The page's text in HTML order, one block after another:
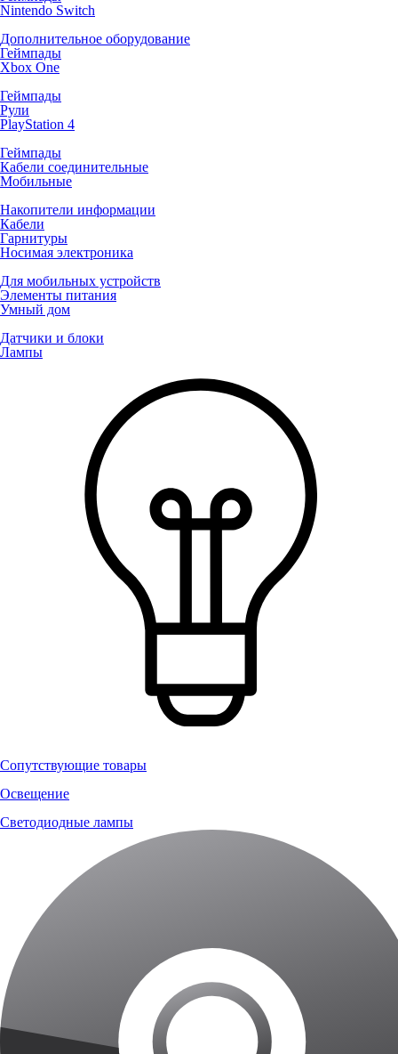
Nintendo Switch
Дополнительное оборудование
Геймпады
Xbox One
Геймпады
Рули
PlayStation 4
Геймпады
Кабели соединительные
Мобильные
Накопители информации
Кабели
Гарнитуры
Носимая электроника
Для мобильных устройств
Элементы питания
Умный дом
Датчики и блоки
Лампы
Сопутствующие товары
Освещение
Светодиодные лампы